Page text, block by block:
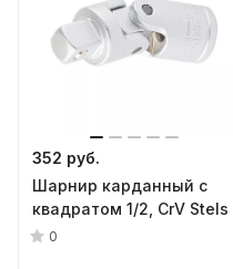
352 руб.
Шарнир карданный с
квадратом 1/2, CrV Stels
0